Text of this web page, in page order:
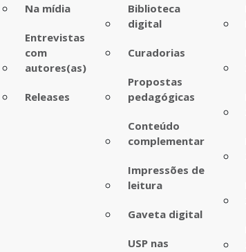
Na mídia
Entrevistas
com
autores(as)
Releases
Biblioteca
digital
Curadorias
Propostas
pedagógicas
Conteúdo
complementar
Impressões de
leitura
Gaveta digital
USP nas